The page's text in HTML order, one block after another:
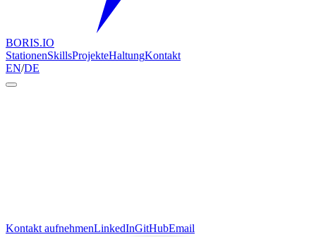
BORIS.IO
StationenSkillsProjekteHaltungKontakt
EN/DE
Kontakt aufnehmenLinkedInGitHubEmail